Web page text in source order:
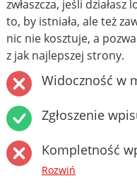
zwłaszcza, jeśli
to, by istniała, ale też
nic nie kosztuje, a
z jak najlepszej strony.
Widoczność w
Zgłoszenie
Kompletność
Rozwiń